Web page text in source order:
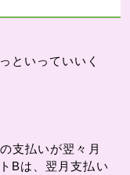
といっていいく
支払いが翌々月
Bは、翌月支払い